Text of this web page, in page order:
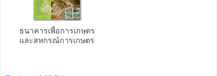
ธนาคารเพื่อการเกษตร
และสหกรณ์การเกษตร